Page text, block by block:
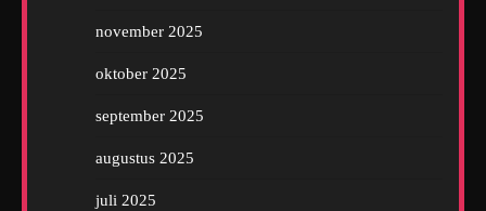
november 2025
oktober 2025
september 2025
augustus 2025
juli 2025